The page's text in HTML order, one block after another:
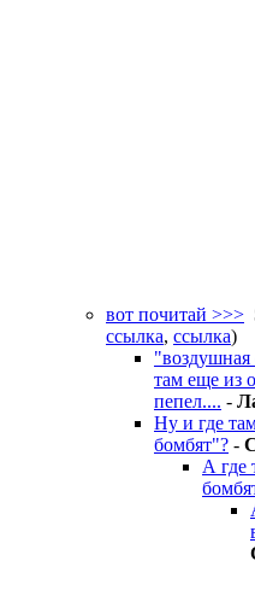
вот почитай >>>
ссылка, ссылка)
"воздушная
там еще из
пепел.... -
Ну и где
бомбят"? -
А где